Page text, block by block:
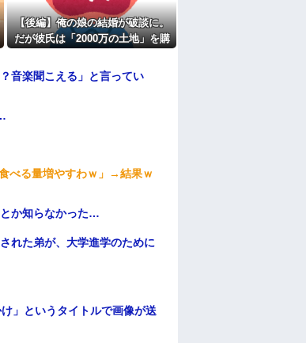
【後編】俺の娘の結婚が破談に。
だが彼氏は「2000万の土地」を購
羅場に
音楽聞こえる」と言ってい
べる量増やすわｗ」→結果ｗ
か知らなかった…
れた弟が、大学進学のために
」というタイトルで画像が送